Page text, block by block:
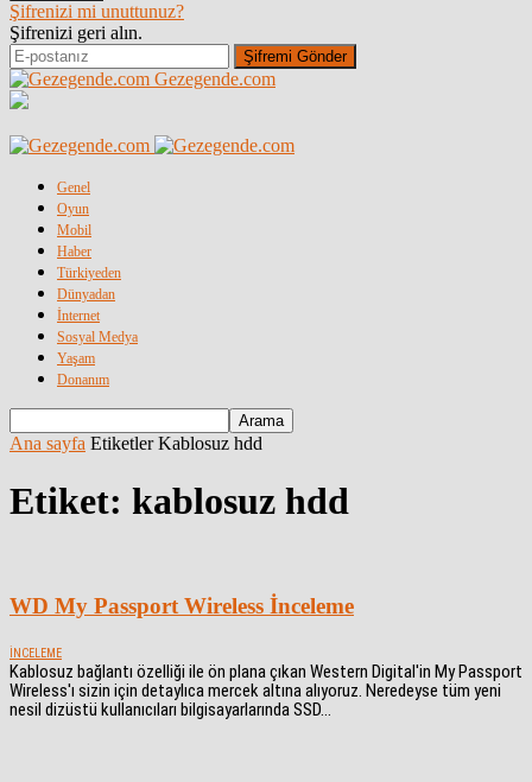
Şifrenizi mi unuttunuz?
Şifrenizi geri alın.
Gezegende.com
Genel
Oyun
Mobil
Haber
Türkiyeden
Dünyadan
İnternet
Sosyal Medya
Yaşam
Donanım
Ana sayfa Etiketler Kablosuz hdd
Etiket: kablosuz hdd
WD My Passport Wireless İnceleme
İNCELEME
Kablosuz bağlantı özelliği ile ön plana çıkan Western Digital'in My Passport
Wireless'ı sizin için detaylıca mercek altına alıyoruz. Neredeyse tüm yeni
nesil dizüstü kullanıcıları bilgisayarlarında SSD...